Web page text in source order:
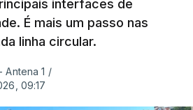
de Observação da Terra
da União Europeia.
Previsões Meteorológicas de
interfaces de
É mais um passo nas
linha circular.
Antena 1 /
09:17